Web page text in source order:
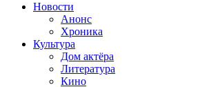
Новости
Анонс
Хроника
Культура
Дом актёра
Литература
Кино